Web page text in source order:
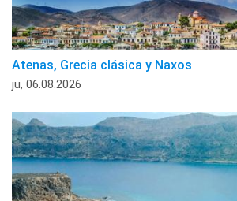
Atenas, Grecia clásica y Naxos
ju, 06.08.2026